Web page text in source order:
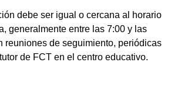
debe ser igual o cercana al horario
generalmente entre las 7:00 y las
reuniones de seguimiento, periódicas
de FCT en el centro educativo.